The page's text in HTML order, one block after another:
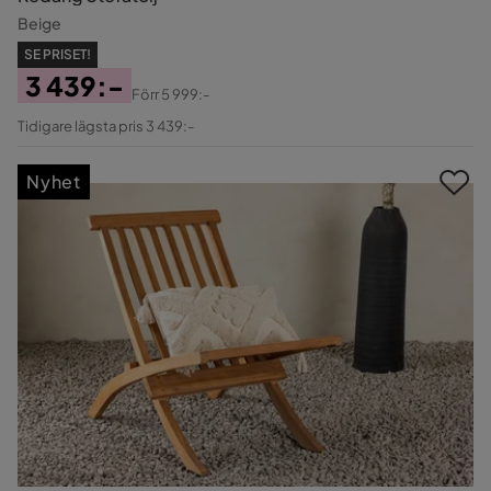
Beige
SE PRISET!
Pris
3 439:-
Original
Förr5 999:-
Tidigare lägsta pris 3 439:-
Nyhet